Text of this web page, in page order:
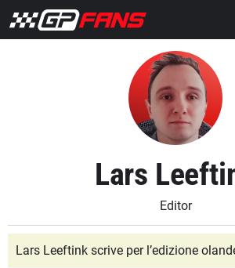
Lars
Editor
Lars Leeftink scrive per l’edizione